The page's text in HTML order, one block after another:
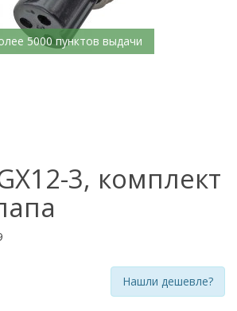
5000 пунктов выдачи
3, комплект
Нашли дешевле?